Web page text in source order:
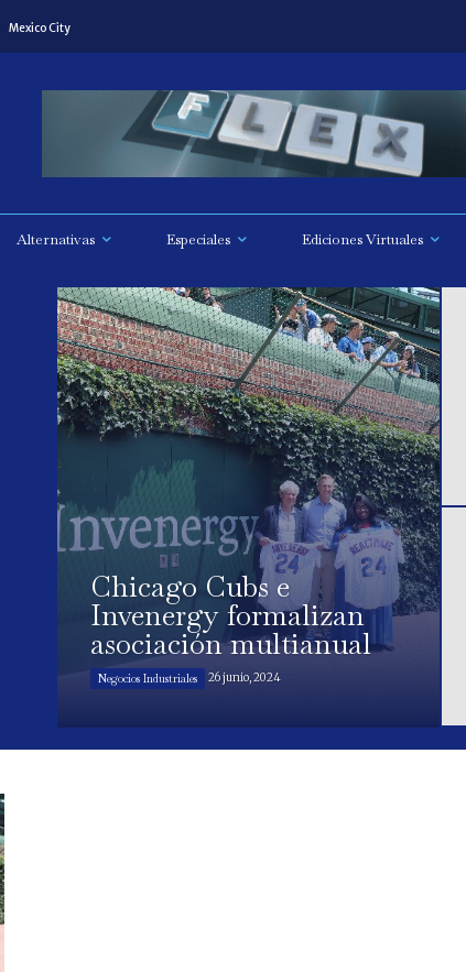
Mexico City
Alternativas Especiales Ediciones Virtuales
Chicago Cubs e
Invenergy formalizan
asociación multianual
Negocios Industriales 26 junio, 2024